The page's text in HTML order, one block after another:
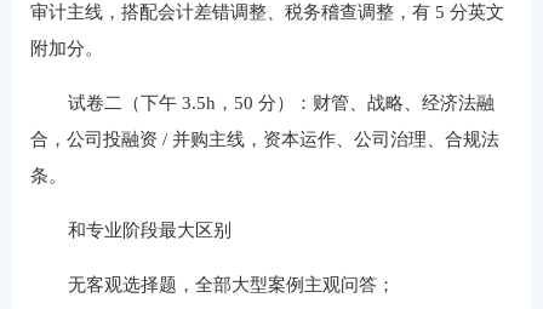
审计主线，搭配会计差错调整、税务稽查调整，有 5 分英文
附加分。
试卷二（下午 3.5h，50 分）：财管、战略、经济法融
合，公司投融资 / 并购主线，资本运作、公司治理、合规法
条。
和专业阶段最大区别
无客观选择题，全部大型案例主观问答；